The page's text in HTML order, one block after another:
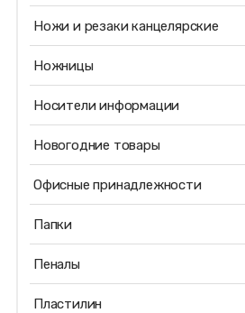
Ножи и резаки канцелярские
Ножницы
Носители информации
Новогодние товары
Офисные принадлежности
Папки
Пеналы
Пластилин